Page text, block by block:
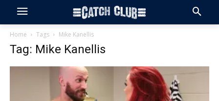
Home Tags Mike Kanellis
Tag: Mike Kanellis